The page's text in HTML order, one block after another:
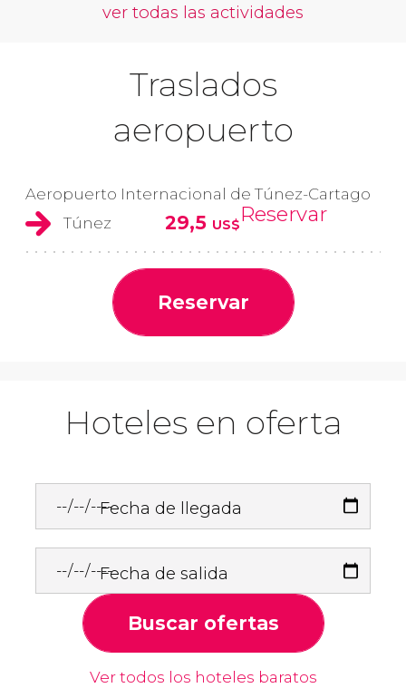
ver todas las actividades
Traslados
aeropuerto
Aeropuerto Internacional de Túnez-Cartago
Túnez
29,5 US$Reservar
Reservar
Hoteles en oferta
Fecha de llegada
Fecha de salida
Buscar ofertas
Ver todos los hoteles baratos